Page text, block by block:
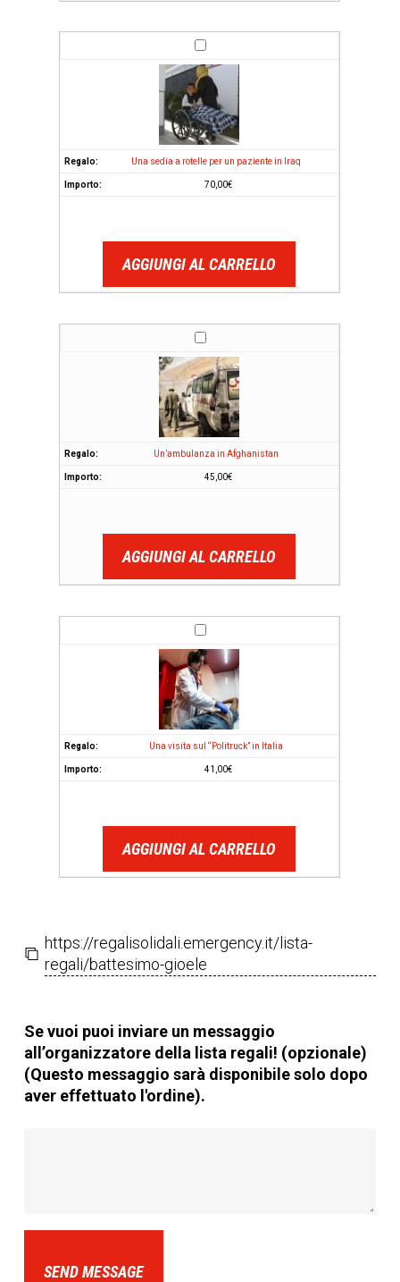
Una sedia a rotelle per un paziente in Iraq
70,00€
AGGIUNGI AL CARRELLO
Un’ambulanza in Afghanistan
45,00€
AGGIUNGI AL CARRELLO
Una visita sul “Politruck” in Italia
41,00€
AGGIUNGI AL CARRELLO
https://regalisolidali.emergency.it/lista-
regali/battesimo-gioele
Se vuoi puoi inviare un messaggio
all’organizzatore della lista regali! (opzionale)
(Questo messaggio sarà disponibile solo dopo
aver effettuato l'ordine).
SEND MESSAGE